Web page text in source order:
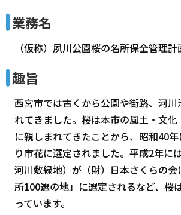
業務名
（仮称）夙川公園桜の名所保全管理
趣旨
西宮市では古くから公園や街路、河川
れてきました。桜は本市の風土・文
に親しまれてきたことから、昭和40
り市花に選定されました。平成2年に
河川敷緑地）が（財）日本さくらの
所100選の地」に選定されるなど、桜
っています。